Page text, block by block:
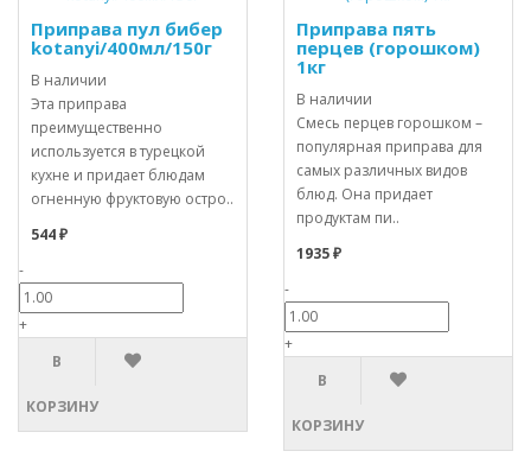
Приправа пул бибер
kotanyi/400мл/150г
В наличии
Эта приправа
преимущественно
используется в турецкой
кухне и придает блюдам
огненную фруктовую остро..
544 ₽
-
+
В
КОРЗИНУ
Приправа пять
перцев (горошком)
1кг
В наличии
Смесь перцев горошком –
популярная приправа для
самых различных видов
блюд. Она придает
продуктам пи..
1935 ₽
-
+
В
КОРЗИНУ